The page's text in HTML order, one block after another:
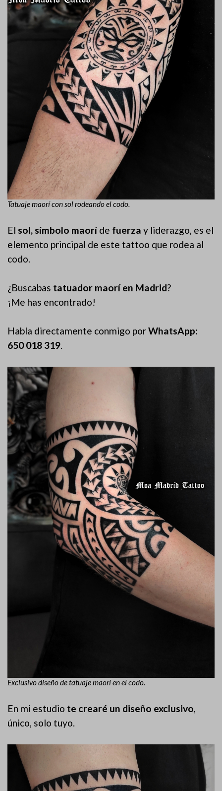
Tatuaje maorí con sol rodeando el codo.
El sol, símbolo maoríde fuerza y liderazgo, es el
elemento principal de este tattoo que rodea al
codo.
¿Buscabas tatuador maorí en Madrid?
¡Me has encontrado!
Habla directamente conmigo porWhatsApp:
650 018 319.
Exclusivo diseño de tatuaje maorí en el codo.
En mi estudio te crearé un diseño exclusivo,
único, solo tuyo.